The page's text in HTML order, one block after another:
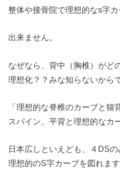
整体や接骨院で理想的なs字
出来ません。
なぜなら、背中（胸椎）がど
理想化？？みな知らないから
「理想的な脊椎のカーブと猫
スパイン、平背と理想的なカ
日本広しといえども、４DSの
理想的のS字カーブを図れます